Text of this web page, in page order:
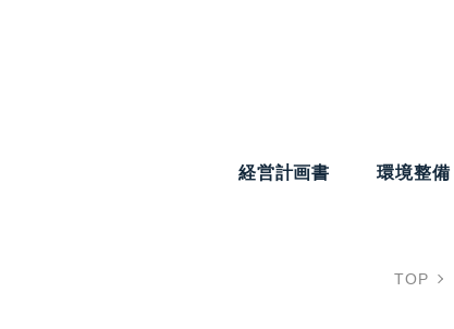
経営計画書 環境整備
TOP